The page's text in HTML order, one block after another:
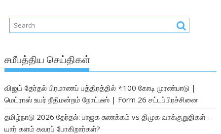
சமீபத்திய செய்திகள்
விஜய் தேர்தல் பிரமாணப் பத்திரத்தில் ₹100 கோடி முரண்பாடு |
மெட்ராஸ் உயர் நீதிமன்றம் நோட்டீஸ் | Form 26 சட்டப்பிரச்சினை
தமிழ்நாடு 2026 தேர்தல்: பாஜக சுணக்கம் vs திமுக வாக்குறுதிகள் –
யார் களம் கவரப் போகிறார்கள்?